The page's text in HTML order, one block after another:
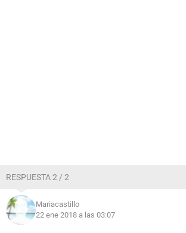
RESPUESTA 2 / 2
Mariacastillo
22 ene 2018 a las 03:07